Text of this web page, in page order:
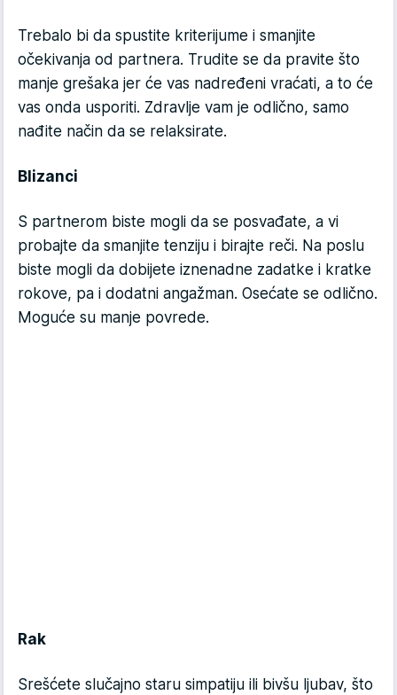
Trebalo bi da spustite kriterijume i smanjite
očekivanja od partnera. Trudite se da pravite što
manje grešaka jer će vas nadređeni vraćati, a to će
vas onda usporiti. Zdravlje vam je odlično, samo
nađite način da se relaksirate.
Blizanci
S partnerom biste mogli da se posvađate, a vi
probajte da smanjite tenziju i birajte reči. Na poslu
biste mogli da dobijete iznenadne zadatke i kratke
rokove, pa i dodatni angažman. Osećate se odlično.
Moguće su manje povrede.
Rak
Srešćete slučajno staru simpatiju ili bivšu ljubav, što